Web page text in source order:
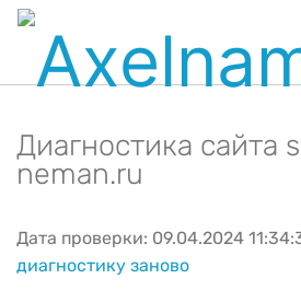
Диагностика сайта
neman.ru
Дата проверки: 09.04.2024
диагностику заново